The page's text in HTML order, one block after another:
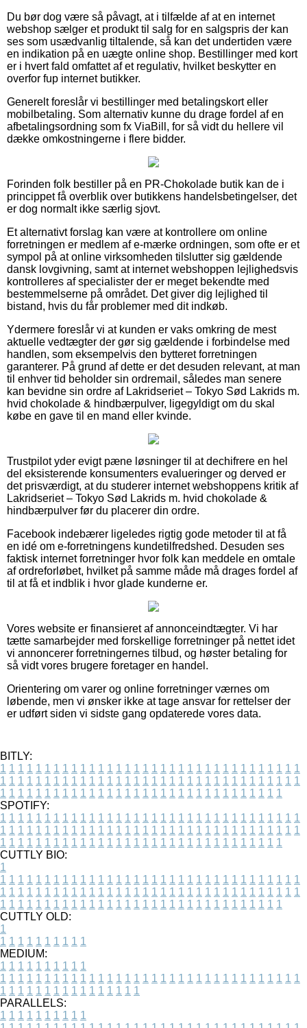
Du bør dog være så påvagt, at i tilfælde af at en internet
webshop sælger et produkt til salg for en salgspris der kan
ses som usædvanlig tiltalende, så kan det undertiden være
en indikation på en uægte online shop. Bestillinger med kort
er i hvert fald omfattet af et regulativ, hvilket beskytter en
overfor fup internet butikker.
Generelt foreslår vi bestillinger med betalingskort eller
mobilbetaling. Som alternativ kunne du drage fordel af en
afbetalingsordning som fx ViaBill, for så vidt du hellere vil
dække omkostningerne i flere bidder.
Forinden folk bestiller på en PR-Chokolade butik kan de i
princippet få overblik over butikkens handelsbetingelser, det
er dog normalt ikke særlig sjovt.
Et alternativt forslag kan være at kontrollere om online
forretningen er medlem af e-mærke ordningen, som ofte er et
sympol på at online virksomheden tilslutter sig gældende
dansk lovgivning, samt at internet webshoppen lejlighedsvis
kontrolleres af specialister der er meget bekendte med
bestemmelserne på området. Det giver dig lejlighed til
bistand, hvis du får problemer med dit indkøb.
Ydermere foreslår vi at kunden er vaks omkring de mest
aktuelle vedtægter der gør sig gældende i forbindelse med
handlen, som eksempelvis den bytteret forretningen
garanterer. På grund af dette er det desuden relevant, at man
til enhver tid beholder sin ordremail, således man senere
kan bevidne sin ordre af Lakridseriet – Tokyo Sød Lakrids m.
hvid chokolade & hindbærpulver, ligegyldigt om du skal
købe en gave til en mand eller kvinde.
Trustpilot yder evigt pæne løsninger til at dechifrere en hel
del eksisterende konsumenters evalueringer og derved er
det prisværdigt, at du studerer internet webshoppens kritik af
Lakridseriet – Tokyo Sød Lakrids m. hvid chokolade &
hindbærpulver før du placerer din ordre.
Facebook indebærer ligeledes rigtig gode metoder til at få
en idé om e-forretningens kundetilfredshed. Desuden ses
faktisk internet forretninger hvor folk kan meddele en omtale
af ordreforløbet, hvilket på samme måde må drages fordel af
til at få et indblik i hvor glade kunderne er.
Vores website er finansieret af annonceindtægter. Vi har
tætte samarbejder med forskellige forretninger på nettet idet
vi annoncerer forretningernes tilbud, og høster betaling for
så vidt vores brugere foretager en handel.
Orientering om varer og online forretninger værnes om
løbende, men vi ønsker ikke at tage ansvar for rettelser der
er udført siden vi sidste gang opdaterede vores data.
BITLY:
1 1 1 1 1 1 1 1 1 1 1 1 1 1 1 1 1 1 1 1 1 1 1 1 1 1 1 1 1 1 1 1 1 1
1 1 1 1 1 1 1 1 1 1 1 1 1 1 1 1 1 1 1 1 1 1 1 1 1 1 1 1 1 1 1 1 1 1
1 1 1 1 1 1 1 1 1 1 1 1 1 1 1 1 1 1 1 1 1 1 1 1 1 1 1 1 1 1 1 1
SPOTIFY:
1 1 1 1 1 1 1 1 1 1 1 1 1 1 1 1 1 1 1 1 1 1 1 1 1 1 1 1 1 1 1 1 1 1
1 1 1 1 1 1 1 1 1 1 1 1 1 1 1 1 1 1 1 1 1 1 1 1 1 1 1 1 1 1 1 1 1 1
1 1 1 1 1 1 1 1 1 1 1 1 1 1 1 1 1 1 1 1 1 1 1 1 1 1 1 1 1 1 1 1
CUTTLY BIO:
1
1 1 1 1 1 1 1 1 1 1 1 1 1 1 1 1 1 1 1 1 1 1 1 1 1 1 1 1 1 1 1 1 1 1
1 1 1 1 1 1 1 1 1 1 1 1 1 1 1 1 1 1 1 1 1 1 1 1 1 1 1 1 1 1 1 1 1 1
1 1 1 1 1 1 1 1 1 1 1 1 1 1 1 1 1 1 1 1 1 1 1 1 1 1 1 1 1 1 1 1
CUTTLY OLD:
1
1 1 1 1 1 1 1 1 1 1
MEDIUM:
1 1 1 1 1 1 1 1 1 1
1 1 1 1 1 1 1 1 1 1 1 1 1 1 1 1 1 1 1 1 1 1 1 1 1 1 1 1 1 1 1 1 1 1
1 1 1 1 1 1 1 1 1 1 1 1 1 1 1 1
PARALLELS:
1 1 1 1 1 1 1 1 1 1